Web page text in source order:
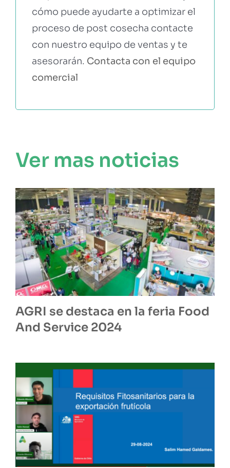
cómo puede ayudarte a optimizar el
proceso de post cosecha contacte
con nuestro equipo de ventas y te
asesorarán. Contacta con el equipo
comercial
Ver mas noticias
AGRI se destaca en la feria Food
And Service 2024